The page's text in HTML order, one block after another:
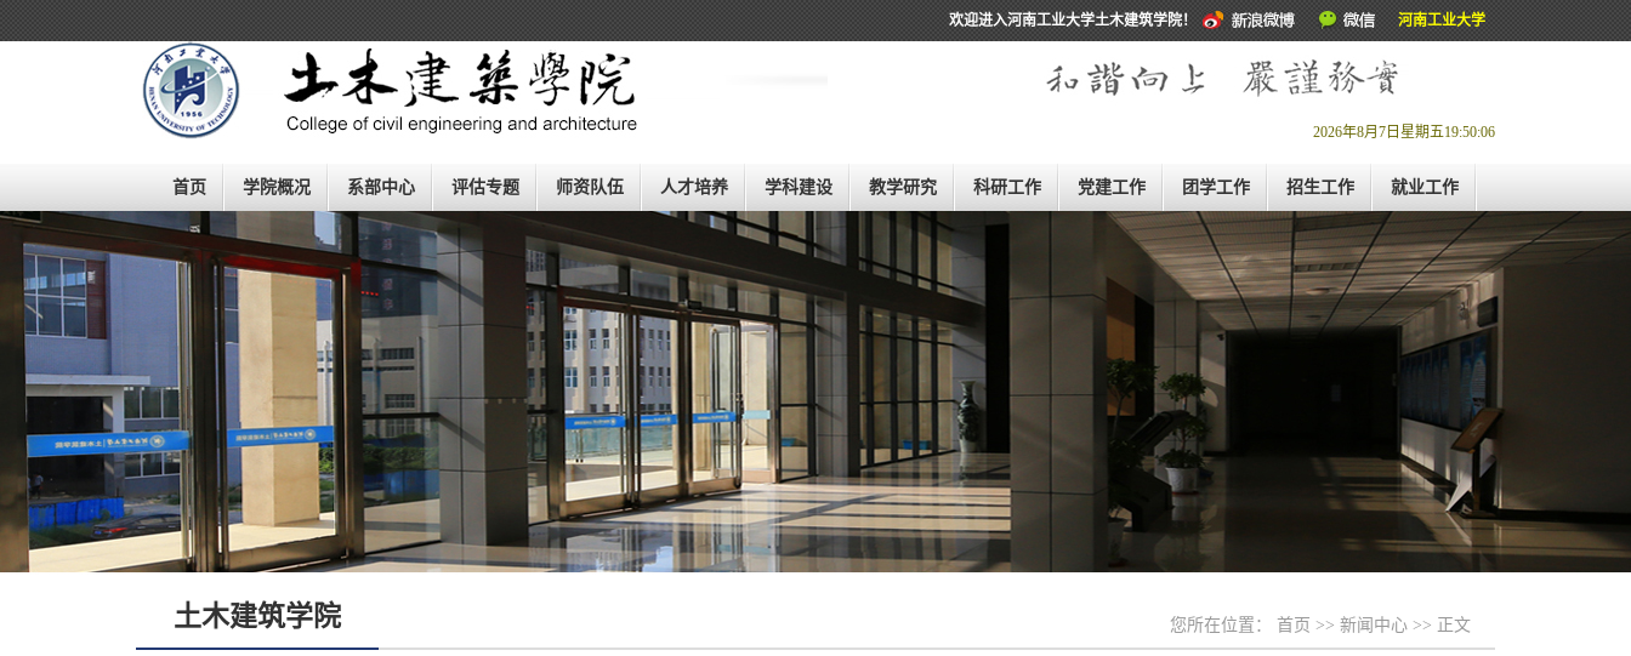
河南工业大学
欢迎进入河南工业大学土木建筑学院！
欢迎进入河南工业大学土木工程学院 （建筑学院）！
2026年8月7日星期五19:50:07
首页 学院概况 系部中心 评估专题 师资队伍 人才培养 学科建设 教学研究 科研工作 党建工作 团学工作 招生工作 就业工作
您所在位置： 首页 >> 新闻中心 >> 正文
土木建筑学院